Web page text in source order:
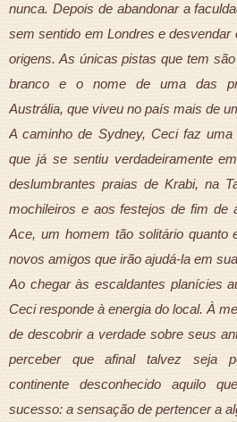
nunca. Depois de abandonar a
sem sentido em Londres e
origens. As únicas pistas que tem
branco e o nome de uma das
Austrália, que viveu no país mais de
A caminho de Sydney, Ceci faz
que já se sentiu verdadeiramente
deslumbrantes praias de Krabi, na
mochileiros e aos festejos de fim de
Ace, um homem tão solitário quanto
novos amigos que irão ajudá-la em
Ao chegar às escaldantes planícies
Ceci responde à energia do local. À
de descobrir a verdade sobre seus
perceber que afinal talvez seja
continente desconhecido aquilo
sucesso: a sensação de pertencer a